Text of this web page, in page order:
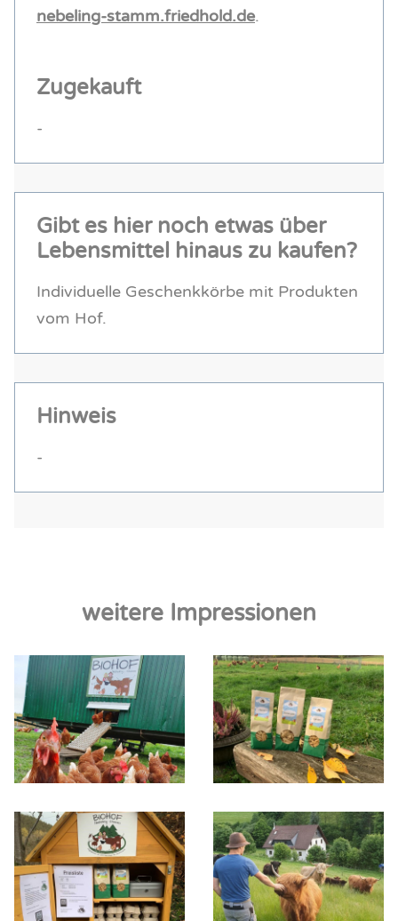
nebeling-stamm.friedhold.de.
Zugekauft
-
Gibt es hier noch etwas über
Lebensmittel hinaus zu kaufen?
Individuelle Geschenkkörbe mit Produkten
vom Hof.
Hinweis
-
weitere Impressionen